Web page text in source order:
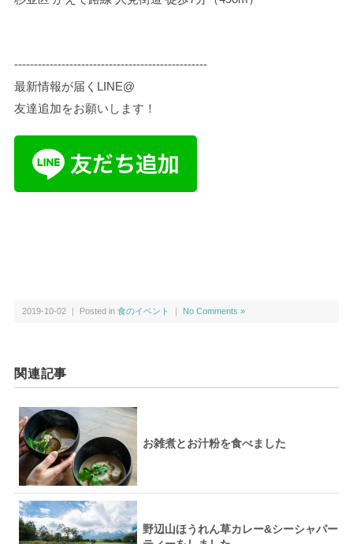
-------------------------------------------------
最新情報が届くLINE@
友達追加をお願いします！
2019-10-02 ｜ Posted in 食のイベント ｜ No Comments »
関連記事
お雑煮とお汁粉を食べました
野辺山ほうれん草カレー&シーシャパー